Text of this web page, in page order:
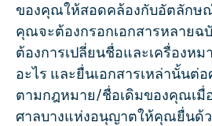
ของคุณให้สอดคล้องกับอัตลักษ
คุณจะต้องกรอกเอกสารหลายฉ
ต้องการเปลี่ยนชื่อและเครื่องห
อะไร และยื่นเอกสารเหล่านั้นต่
ตามกฎหมาย/ชื่อเดิมของคุณเมื่
ศาลบางแห่งอนุญาตให้คุณยื่นด้ว